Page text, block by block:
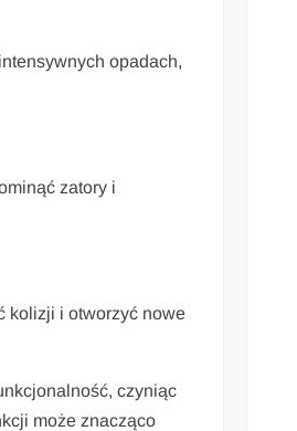
opadach,
zatory i
kolizji i otworzyć nowe
czyniąc
może znacząco